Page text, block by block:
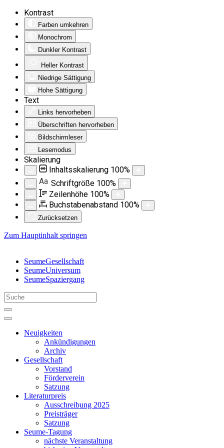
Kontrast
Farben umkehren
Monochrom
Dunkler Kontrast
Heller Kontrast
Niedrige Sättigung
Hohe Sättigung
Text
Links hervorheben
Überschriften hervorheben
Bildschirmleser
Lesemodus
Skalierung
Inhaltsskalierung 100%
Aa Schriftgröße 100%
Zeilenhöhe 100%
Buchstabenabstand 100%
Zurücksetzen
Zum Hauptinhalt springen
SeumeGesellschaft
SeumeUniversum
SeumeSpaziergang
Neuigkeiten
Ankündigungen
Archiv
Gesellschaft
Vorstand
Förderverein
Satzung
Literaturpreis
Ausschreibung 2025
Preisträger
Satzung
Seume-Tagung
nächste Veranstaltung